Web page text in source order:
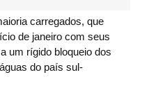
carregados, que
de janeiro com seus
um rígido bloqueio dos
do país sul-